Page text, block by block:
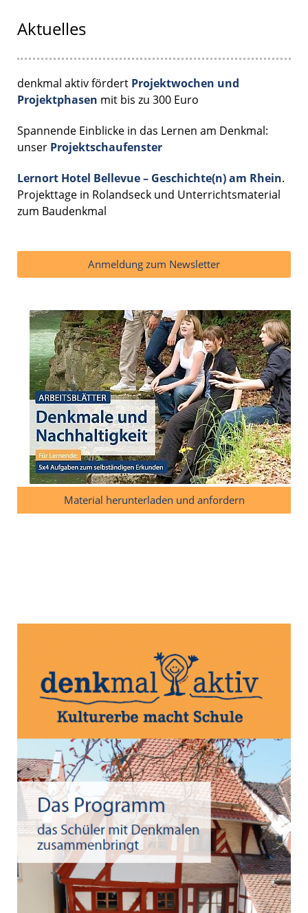
Aktuelles
denkmal aktiv fördert Projektwochen und
Projektphasen mit bis zu 300 Euro
Spannende Einblicke in das Lernen am Denkmal:
unser Projektschaufenster
Lernort Hotel Bellevue – Geschichte(n) am Rhein.
Projekttage in Rolandseck und Unterrichtsmaterial
zum Baudenkmal
Anmeldung zum Newsletter
Material herunterladen und anfordern